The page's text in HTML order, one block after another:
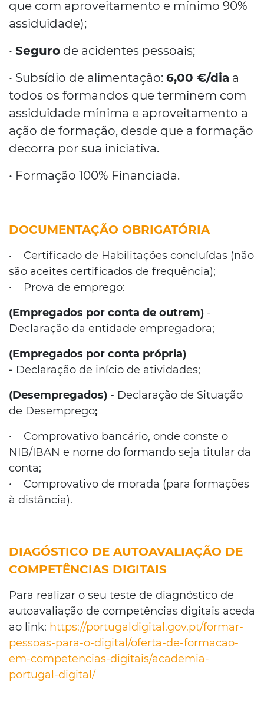
que com aproveitamento e mínimo 90%
assiduidade);
• Seguro de acidentes pessoais;
• Subsídio de alimentação: 6,00 €/dia a
todos os formandos que terminem com
assiduidade mínima e aproveitamento a
ação de formação, desde que a formação
decorra por sua iniciativa.
• Formação 100% Financiada.
DOCUMENTAÇÃO OBRIGATÓRIA
• Certificado de Habilitações concluídas (não
são aceites certificados de frequência);
• Prova de emprego:
(Empregados por conta de outrem) -
Declaração da entidade empregadora;
(Empregados por conta própria)
- Declaração de início de atividades;
(Desempregados) - Declaração de Situação
de Desemprego;
• Comprovativo bancário, onde conste o
NIB/IBAN e nome do formando seja titular da
conta;
• Comprovativo de morada (para formações
à distância).
DIAGÓSTICO DE AUTOAVALIAÇÃO DE
COMPETÊNCIAS DIGITAIS
Para realizar o seu teste de diagnóstico de
autoavaliação de competências digitais aceda
ao link: https://portugaldigital.gov.pt/formar-
pessoas-para-o-digital/oferta-de-formacao-
em-competencias-digitais/academia-
portugal-digital/